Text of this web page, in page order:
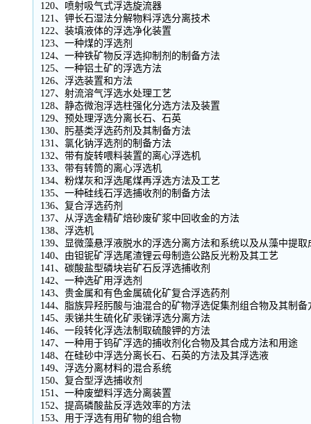
120、喷射吸气式浮选旋流器
121、钾长石湿法分解物料浮选分离技术
122、装填液体的浮选净化装置
123、一种煤的浮选剂
124、一种铁矿物反浮选抑制剂的制备方法
125、一种铝土矿的浮选方法
126、浮选装置和方法
127、射流溶气浮选水处理工艺
128、静态微泡浮选柱强化分选方法及装置
129、预处理浮选分离长石、石英
130、肟基类浮选药剂及其制备方法
131、氯化钠浮选剂的制备方法
132、带有旋转喂料装置的离心浮选机
133、带有转筒的离心浮选机
134、粉煤灰和浮选尾煤再浮选方法及工艺
135、一种硅线石浮选捕收剂的制备方法
136、复合浮选药剂
137、从浮选金精矿焙砂废矿浆中回收金的方法
138、浮选机
139、显微藻悬浮液脱水的浮选分离方法和系统以及从藻中提取
140、由钽铌矿浮选尾渣锂云母制造公路反光粉及其工艺
141、碳酸盐型磷块岩矿石反浮选捕收剂
142、一种选矿用浮选剂
143、贵金属和有色金属硫化矿复合浮选药剂
144、脂族异羟肟酸与油混合的矿物浮选促集剂组合物及其制备
145、汞锑共生硫化矿汞锑浮选分离方法
146、一段转化浮选法制取硫酸钾的方法
147、一种用于钨矿浮选的捕收剂化合物及其合成方法和用途
148、在硅砂中浮选分离长石、石英的方法及其浮选液
149、浮选分离材料的混合系统
150、复合型浮选捕收剂
151、一种废塑料浮选分离装置
152、提高磷酸盐反浮选效率的方法
153、用于浮选有用矿物的组合物